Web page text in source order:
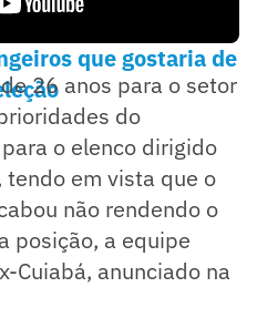
que gostaria de
26 anos para o setor
do
o elenco dirigido
em vista que o
não rendendo o
posição, a equipe
Cuiabá, anunciado na